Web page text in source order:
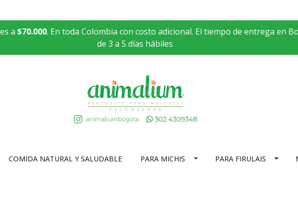
a $70.000. En toda Colombia con costo adicional. El tiempo de entrega en
de 3 a 5 días hábiles
COMIDA NATURAL Y SALUDABLE PARA MICHIS PARA FIRULAIS